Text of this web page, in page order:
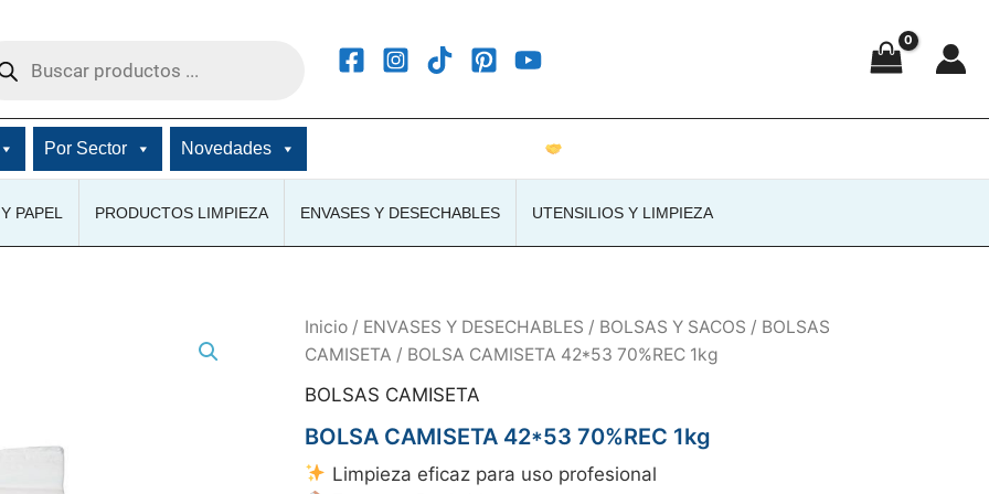
Por Sector Novedades
PAPEL PRODUCTOS LIMPIEZA ENVASES Y DESECHABLES UTENSILIOS Y LIMPIEZA
Inicio / ENVASES Y DESECHABLES / BOLSAS Y SACOS / BOLSAS
CAMISETA / BOLSA CAMISETA 42*53 70%REC 1kg
BOLSAS CAMISETA
BOLSA CAMISETA 42*53 70%REC 1kg
Limpieza eficaz para uso profesional